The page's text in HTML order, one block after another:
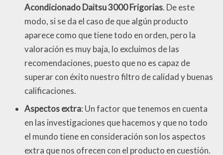
Acondicionado Daitsu 3000 Frigorias. De este
modo, si se da el caso de que algún producto
aparece como que tiene todo en orden, pero la
valoración es muy baja, lo excluimos de las
recomendaciones, puesto que no es capaz de
superar con éxito nuestro filtro de calidad y buenas
calificaciones.
Aspectos extra: Un factor que tenemos en cuenta
en las investigaciones que hacemos y que no todo
el mundo tiene en consideración son los aspectos
extra que nos ofrecen con el producto en cuestión.